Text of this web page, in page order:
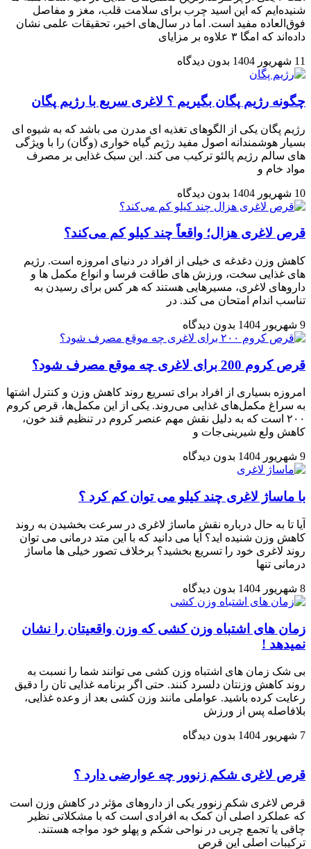
شنیده‌ایم که این اسید چرب برای سلامت قلب، مغز و مفاصل
فوق‌العاده مفید است. اما در سال‌های اخیر، تحقیقات علمی نشان
داده‌اند که امگا ۳ علاوه بر مزایای
11 شهریور 1404 بدون دیدگاه
چگونه رژیم پگان بگیریم ؟ لاغری سریع با رژیم پگان
رژیم پگان یکی از الگوهای تغذیه ای مدرن می باشد که به شیوه ای
بسیار هوشمندانه اصول مفید رژیم گیاه خواری (وگان) را با ویژگی
های سالم رژیم پالئو ترکیب می کند. این سبک غذایی بر مصرف
مواد خام و
10 شهریور 1404 بدون دیدگاه
قرص لاغری هزال؛ واقعاً چند کیلو کم می‌کند؟
کاهش وزن دغدغه ی خیلی از افراد در دنیای امروزه است. رژیم
های غذایی سخت، ورزش های طاقت فرسا و انواع مکمل ها و
داروهای لاغری، مسیرهایی هستند که هر کس برای رسیدن به
تناسب اندام امتحان می کند. در
9 شهریور 1404 بدون دیدگاه
قرص کروم 200 برای لاغری چه موقع مصرف شود؟
امروزه بسیاری از افراد برای تسریع روند کاهش وزن و کنترل اشتها
به سراغ مکمل‌های غذایی می‌روند. یکی از این مکمل‌ها، قرص کروم
۲۰۰ است که به دلیل نقش مهم عنصر کروم در تنظیم قند خون،
کاهش ولع شیرینی‌جات و
9 شهریور 1404 بدون دیدگاه
با ماساژ لاغری چند کیلو می توان کم کرد ؟
آیا تا به حال درباره نقش ماساژ لاغری در سرعت بخشیدن به روند
کاهش وزن شنیده اید؟ آیا می دانید که با این متد درمانی می توان
روند لاغری خود را تسریع بخشید؟ برخلاف تصور خیلی ها ماساژ
درمانی تنها
8 شهریور 1404 بدون دیدگاه
زمان های اشتباه وزن کشی که وزن واقعیتان را نشان
نمیدهد !
بی شک زمان های اشتباه وزن کشی می توانند شما را نسبت به
روند کاهش وزنتان دلسرد کنند. حتی اگر برنامه غذایی تان را دقیق
رعایت کرده باشید. عواملی مانند وزن کشی بعد از وعده غذایی،
بلافاصله پس از ورزش
7 شهریور 1404 بدون دیدگاه
قرص لاغری شکم زنوور چه عوارضی دارد ؟
قرص لاغری شکم زنوور یکی از داروهای مؤثر در کاهش وزن است
که عملکرد اصلی آن کمک به افرادی است که با مشکلاتی نظیر
چاقی یا تجمع چربی در نواحی شکم و پهلو خود مواجه هستند.
ترکیبات اصلی این قرص